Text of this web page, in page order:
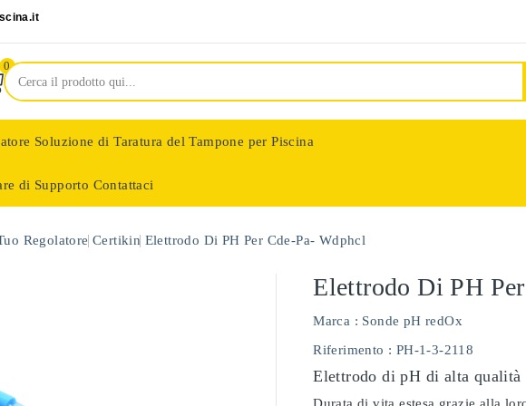
0
Soluzione di Taratura del Tampone per Piscina
di Supporto Contattaci
Regolatore Certikin Elettrodo Di PH Per Cde-Pa- Wdphcl
Elettrodo Di PH
Marca : Sonde pH redOx
Riferimento : PH-1-3-2118
Elettrodo di pH di alta qualità